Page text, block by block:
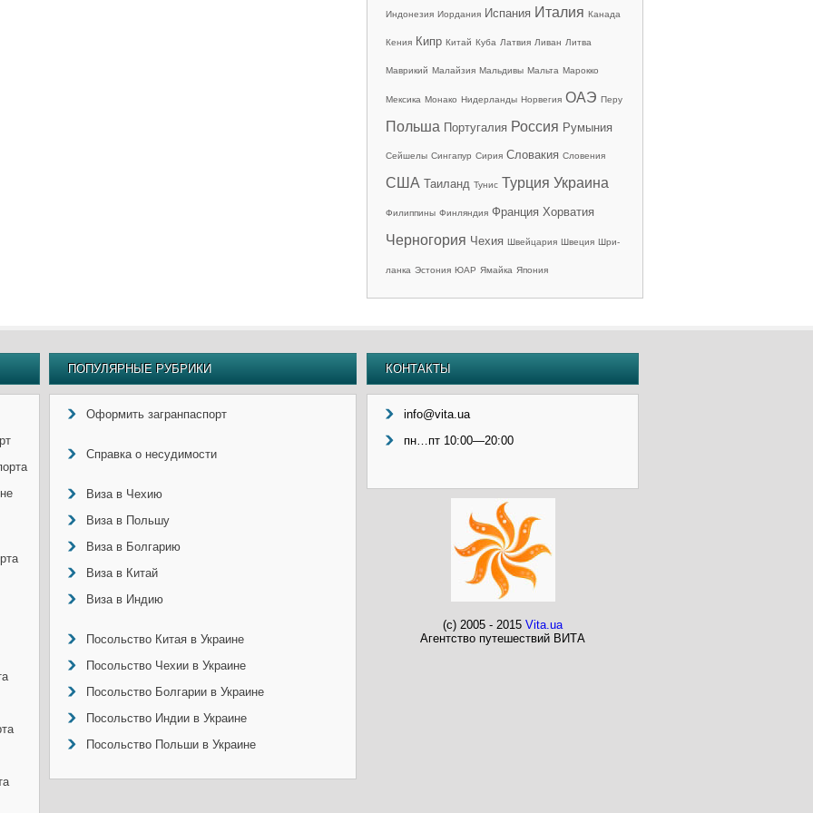
Индонезия Иордания Испания Италия Канада
Кения Кипр Китай Куба Латвия Ливан Литва
Маврикий Малайзия Мальдивы Мальта Марокко
Мексика Монако Нидерланды Норвегия ОАЭ Перу
Польша Португалия Россия Румыния
Сейшелы Сингапур Сирия Словакия Словения
США Таиланд Тунис Турция Украина
Филиппины Финляндия Франция Хорватия
Черногория Чехия Швейцария Швеция Шри-
ланка Эстония ЮАР Ямайка Япония
ПОПУЛЯРНЫЕ РУБРИКИ
Оформить загранпаспорт
Справка о несудимости
Виза в Чехию
Виза в Польшу
Виза в Болгарию
Виза в Китай
Виза в Индию
Посольство Китая в Украине
Посольство Чехии в Украине
Посольство Болгарии в Украине
Посольство Индии в Украине
Посольство Польши в Украине
КОНТАКТЫ
info@vita.ua
пн…пт 10:00—20:00
(c) 2005 - 2015 Vita.ua
Агентство путешествий ВИТА